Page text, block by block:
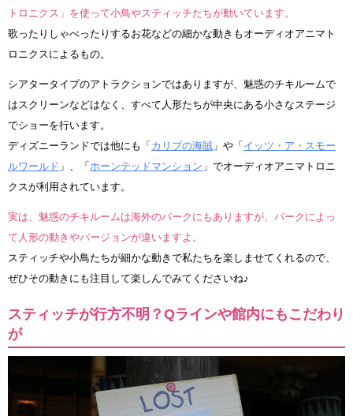
トロニクス」を使って小鳥やスティッチたちが動いています。
歌ったりしゃべったりするお花などの細かな動きもオーディオアニマト
ロニクスによるもの。
シアタータイプのアトラクションではありますが、魅惑のチキルームで
はスクリーンなどはなく、すべて人形たちが中央にある小さなステージ
でショーを行います。
ディズニーランドでは他にも「 カリブの海賊 」や「 イッツ・ア・スモー
ルワールド 」、「 ホーンテッドマンション 」でオーディオアニマトロニ
クスが利用されています。
実は、魅惑のチキルームは海外のパークにもありますが、パークによっ
て人形の動きやバージョンが違いますよ。
スティッチや小鳥たちが細かな動きで私たちを楽しませてくれるので、
ぜひその動きにも注目して楽しんでみてくださいね♪
スティッチが行方不明？Qラインや館内にもこだわり
が